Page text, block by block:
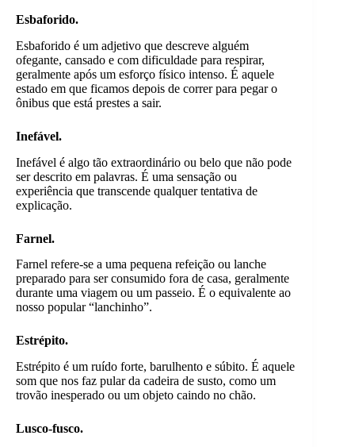
Esbaforido.
Esbaforido é um adjetivo que descreve alguém
ofegante, cansado e com dificuldade para respirar,
geralmente após um esforço físico intenso. É aquele
estado em que ficamos depois de correr para pegar o
ônibus que está prestes a sair.
Inefável.
Inefável é algo tão extraordinário ou belo que não pode
ser descrito em palavras. É uma sensação ou
experiência que transcende qualquer tentativa de
explicação.
Farnel.
Farnel refere-se a uma pequena refeição ou lanche
preparado para ser consumido fora de casa, geralmente
durante uma viagem ou um passeio. É o equivalente ao
nosso popular “lanchinho”.
Estrépito.
Estrépito é um ruído forte, barulhento e súbito. É aquele
som que nos faz pular da cadeira de susto, como um
trovão inesperado ou um objeto caindo no chão.
Lusco-fusco.